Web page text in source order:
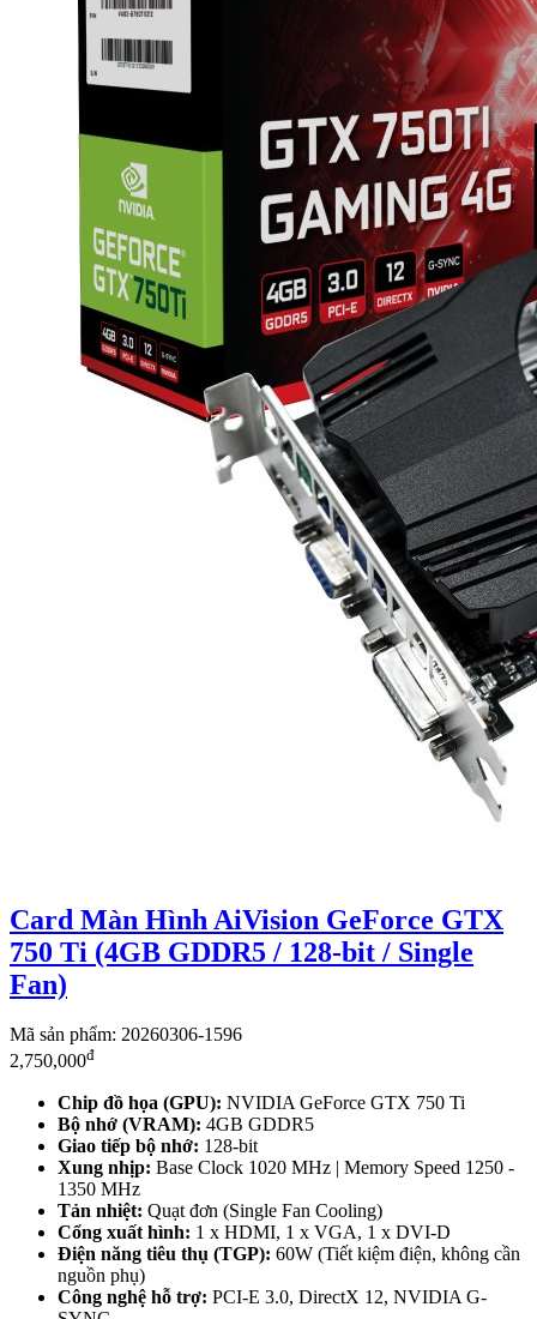
Card Màn Hình AiVision GeForce GTX
750 Ti (4GB GDDR5 / 128-bit / Single
Fan)
Mã sản phẩm: 20260306-1596
2,750,000đ
Chip đồ họa (GPU): NVIDIA GeForce GTX 750 Ti
Bộ nhớ (VRAM): 4GB GDDR5
Giao tiếp bộ nhớ: 128-bit
Xung nhịp: Base Clock 1020 MHz | Memory Speed 1250 -
1350 MHz
Tản nhiệt: Quạt đơn (Single Fan Cooling)
Cổng xuất hình: 1 x HDMI, 1 x VGA, 1 x DVI-D
Điện năng tiêu thụ (TGP): 60W (Tiết kiệm điện, không cần
nguồn phụ)
Công nghệ hỗ trợ: PCI-E 3.0, DirectX 12, NVIDIA G-